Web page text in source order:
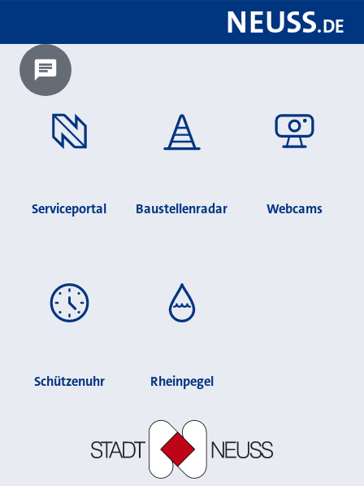
NEUSS.DE
Chatbot laden?
Serviceportal Baustellenradar Webcams
Schützenuhr Rheinpegel